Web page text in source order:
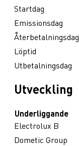
Startdag
Emissionsdag
Återbetalningsdag
Löptid
Utbetalningsdag
Utveckling
Underliggande
Electrolux B
Dometic Group